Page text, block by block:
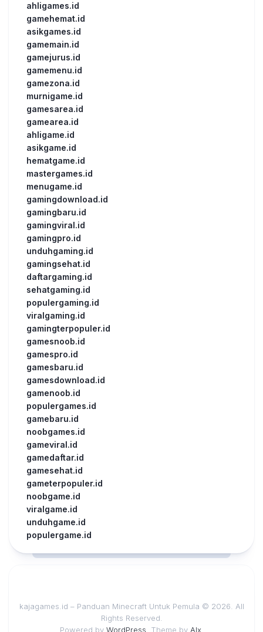
ahligames.id
gamehemat.id
asikgames.id
gamemain.id
gamejurus.id
gamemenu.id
gamezona.id
murnigame.id
gamesarea.id
gamearea.id
ahligame.id
asikgame.id
hematgame.id
mastergames.id
menugame.id
gamingdownload.id
gamingbaru.id
gamingviral.id
gamingpro.id
unduhgaming.id
gamingsehat.id
daftargaming.id
sehatgaming.id
populergaming.id
viralgaming.id
gamingterpopuler.id
gamesnoob.id
gamespro.id
gamesbaru.id
gamesdownload.id
gamenoob.id
populergames.id
gamebaru.id
noobgames.id
gameviral.id
gamedaftar.id
gamesehat.id
gameterpopuler.id
noobgame.id
viralgame.id
unduhgame.id
populergame.id
kajagames.id – Panduan Minecraft Untuk Pemula © 2026. All
Rights Reserved.
Powered by WordPress . Theme by Alx